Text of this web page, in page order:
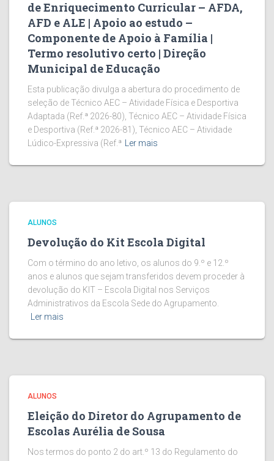
de Enriquecimento Curricular – AFDA,
AFD e ALE | Apoio ao estudo –
Componente de Apoio à Família |
Termo resolutivo certo | Direção
Municipal de Educação
Esta publicação divulga a abertura do procedimento de
seleção de Técnico AEC – Atividade Física e Desportiva
Adaptada (Ref.ª 2026-80), Técnico AEC – Atividade Física
e Desportiva (Ref.ª 2026-81), Técnico AEC – Atividade
Lúdico-Expressiva (Ref.ª
Ler mais
ALUNOS
Devolução do Kit Escola Digital
Com o término do ano letivo, os alunos do 9.º e 12.º
anos e alunos que sejam transferidos devem proceder à
devolução do KIT – Escola Digital nos Serviços
Administrativos da Escola Sede do Agrupamento.
Ler mais
ALUNOS
Eleição do Diretor do Agrupamento de
Escolas Aurélia de Sousa
Nos termos do ponto 2 do art.º 13 do Regulamento do